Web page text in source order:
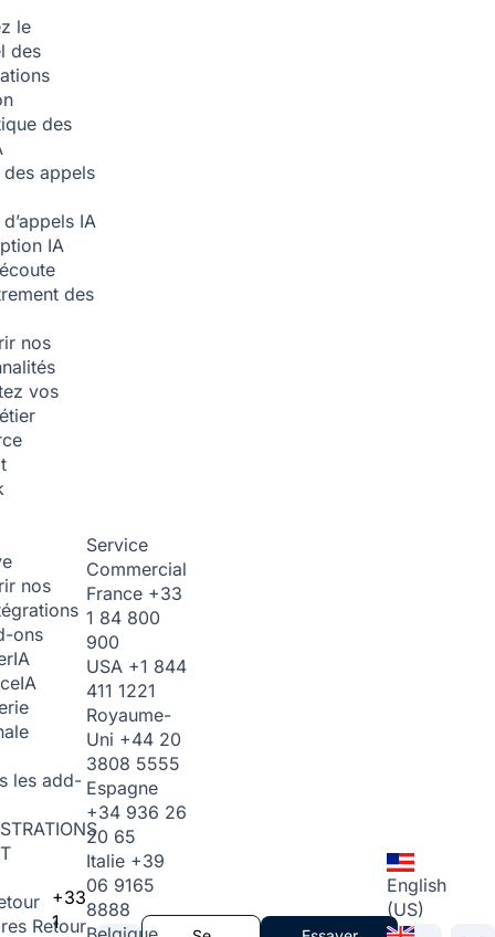
le
des
des
appels
IA
IA
des
nos
vos
nos
ons
IA
IA
les add-
Retour
+33
1
Service
Commercial
France +33
1 84 800
900
USA +1 844
411 1221
Royaume-
Uni +44 20
3808 5555
Espagne
+34 936 26
20 65
Italie +39
06 9165
8888
English
(US)